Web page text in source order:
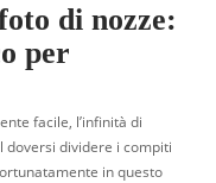
di nozze:
per
facile, l’infinità di
doversi dividere i compiti
in questo